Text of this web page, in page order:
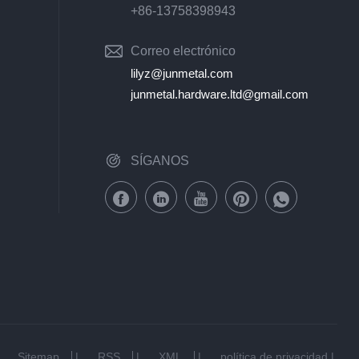
Cliente
+86-13758398943
Correo electrónico
lilyz@junmetal.com
junmetal.hardware.ltd@gmail.com
SÍGANOS
Sitemap | RSS | XML | política de privacidad |